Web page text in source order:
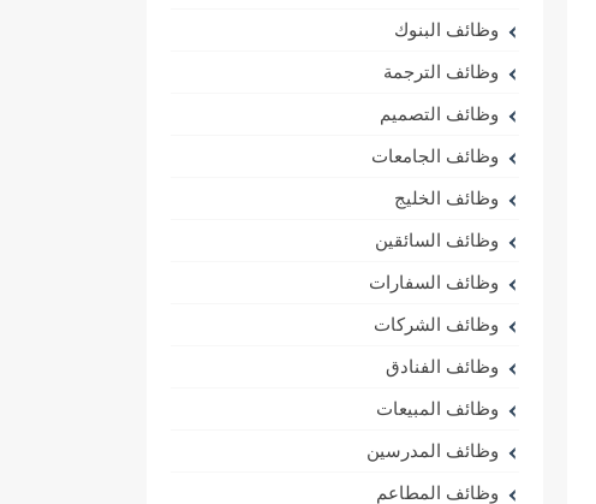
وظائف البنوك
وظائف الترجمة
وظائف التصميم
وظائف الجامعات
وظائف الخليج
وظائف السائقين
وظائف السفارات
وظائف الشركات
وظائف الفنادق
وظائف المبيعات
وظائف المدرسين
وظائف المطاعم